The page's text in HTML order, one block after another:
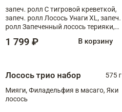
запеч. ролл С тигровой креветкой,
запеч. ролл Лосось Унаги XL, запеч.
ролл Запеченный лосось терияки,
1 799 ₽ В корзину
Лосось трио набор
575 г
Мияги, Филадельфия в масаго, Яки
лосось